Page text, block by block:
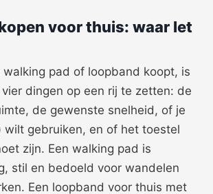
voor thuis: waar let
pad of loopband koopt, is
dingen op een rij te zetten: de
de gewenste snelheid, of je
wilt gebruiken, en of het toestel
zijn. Een walking pad is
stil en bedoeld voor wandelen
Een loopband voor thuis met